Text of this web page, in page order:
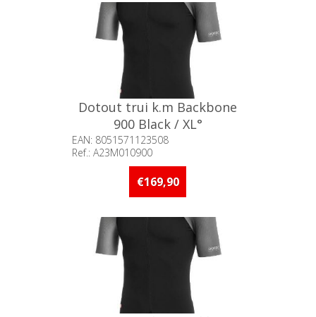
Dotout trui k.m Backbone
900 Black / XL°
EAN: 8051571123508
Ref.: A23M010900
Beschikbaarheid:: Minder dan 5
stuks op voorraad
€169,90